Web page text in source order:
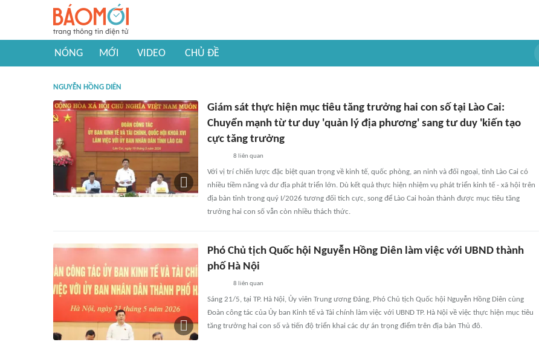
NÓNG MỚI VIDEO CHỦ ĐỀ
NGUYỄN HỒNG DIÊN
Giám sát thực hiện mục tiêu tăng trưởng hai con số tại Lào Cai:
Chuyển mạnh từ tư duy 'quản lý địa phương' sang tư duy 'kiến tạo
cực tăng trưởng
8 liên quan
Với vị trí chiến lược đặc biệt quan trọng về kinh tế, quốc phòng, an ninh và đối ngoại, tỉnh Lào Cai có
nhiều tiềm năng và dư địa phát triển lớn. Dù kết quả thực hiện nhiệm vụ phát triển kinh tế - xã hội trên
địa bàn tỉnh trong quý I/2026 tương đối tích cực, song để Lào Cai hoàn thành được mục tiêu tăng
trưởng hai con số vẫn còn nhiều thách thức.
Phó Chủ tịch Quốc hội Nguyễn Hồng Diên làm việc với UBND thành
phố Hà Nội
8 liên quan
Sáng 21/5, tại TP. Hà Nội, Ủy viên Trung ương Đảng, Phó Chủ tịch Quốc hội Nguyễn Hồng Diên cùng
Đoàn công tác của Ủy ban Kinh tế và Tài chính làm việc với UBND TP. Hà Nội về việc thực hiện mục tiêu
tăng trưởng hai con số và tiến độ triển khai các dự án trọng điểm trên địa bàn Thủ đô.